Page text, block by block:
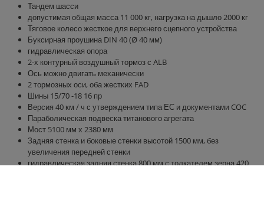
Тандем шасси
допустимая общая масса 11 000 кг, нагрузка на дышло 2000 кг
Тяговое колесо жесткое для верхнего сцепного устройства
Буксирная проушина DIN 40 (Ø 40 мм)
гидравлическая опора
2-х контурный воздушный тормоз с ALB
Ось можно двигать механически
2 тормозных оси, оба жестких FAD
Шины 15/70 -18 16 пр
Версия 40 км / ч с утверждением типа ЕС и документами COC
Параболическая подвеска титанового агрегата
Мост 5100 мм х 2380 мм
Задняя стенка и боковые стенки высотой 1500 мм, без
увеличения передней стенки
гидравлическая задняя стенка 800 мм с толкателем зерна 420